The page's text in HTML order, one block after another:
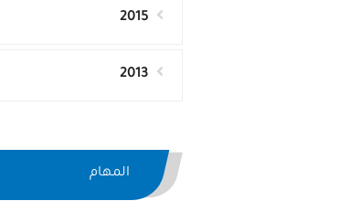
2015
2013
المهام